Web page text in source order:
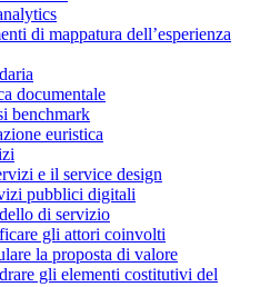
di mappatura dell’esperienza
documentale
benchmark
euristica
e il service design
pubblici digitali
di servizio
gli attori coinvolti
la proposta di valore
gli elementi costitutivi del